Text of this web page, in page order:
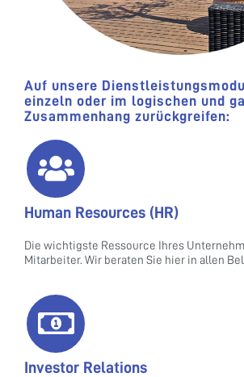
Auf unsere
einzeln oder im logischen und
Zusammenhang zurückgreifen:
Human Resources (HR)
Die wichtigste Ressource Ihres
Mitarbeiter. Wir beraten Sie hier in allen
Investor Relations